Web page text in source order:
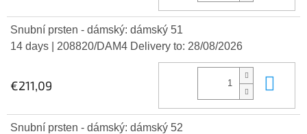
Snubní prsten - dámský: dámský 51
14 days
| 208820/DAM4 Delivery to: 28/08/2026
€211,09
Snubní prsten - dámský: dámský 52